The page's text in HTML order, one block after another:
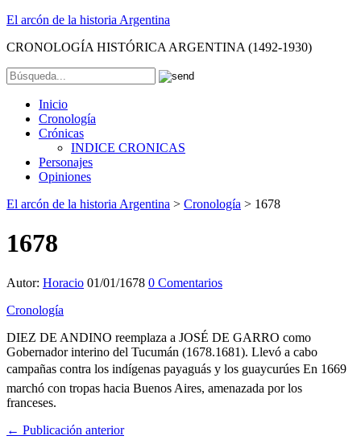
El arcón de la historia Argentina
CRONOLOGÍA HISTÓRICA ARGENTINA (1492-1930)
Inicio
Cronología
Crónicas
INDICE CRONICAS
Personajes
Opiniones
El arcón de la historia Argentina > Cronología > 1678
1678
Autor: Horacio 01/01/1678 0 Comentarios
Cronología
DIEZ DE ANDINO reemplaza a JOSÉ DE GARRO como
Gobernador interino del Tucumán (1678.1681). Llevó a cabo
campañas contra los indígenas payaguás y los guaycurúes En 1669
marchó con tropas hacia Buenos Aires, amenazada por los
franceses.
← Publicación anterior